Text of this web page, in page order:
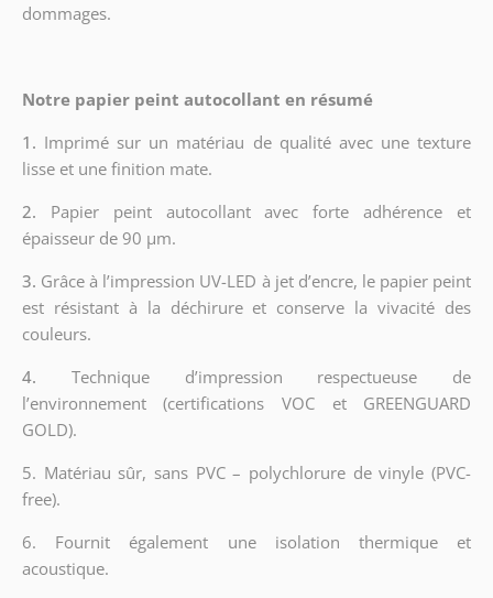
dommages.
Notre papier peint autocollant en résumé
1. Imprimé sur un matériau de qualité avec une texture
lisse et une finition mate.
2. Papier peint autocollant avec forte adhérence et
épaisseur de 90 µm.
3. Grâce à l’impression UV-LED à jet d’encre, le papier peint
est résistant à la déchirure et conserve la vivacité des
couleurs.
4. Technique d’impression respectueuse de
l’environnement (certifications VOC et GREENGUARD
GOLD).
5. Matériau sûr, sans PVC – polychlorure de vinyle (PVC-
free).
6. Fournit également une isolation thermique et
acoustique.